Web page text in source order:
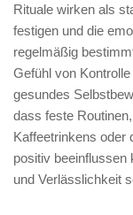
Rituale wirken als
festigen und die
regelmäßig
Gefühl von
gesundes
dass feste
Kaffeetrinkens oder
positiv beeinflussen
und Verlässlichkeit